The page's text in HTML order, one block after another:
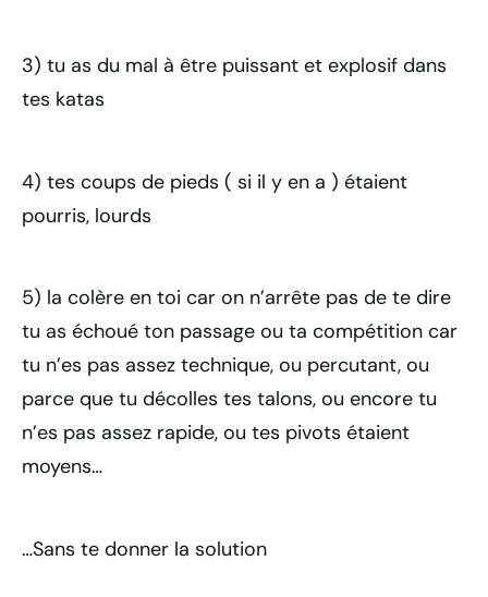
3) tu as du mal à être puissant et explosif dans
tes katas
4) tes coups de pieds ( si il y en a ) étaient
pourris, lourds
5) la colère en toi car on n’arrête pas de te dire
tu as échoué ton passage ou ta compétition car
tu n’es pas assez technique, ou percutant, ou
parce que tu décolles tes talons, ou encore tu
n’es pas assez rapide, ou tes pivots étaient
moyens…
…Sans te donner la solution